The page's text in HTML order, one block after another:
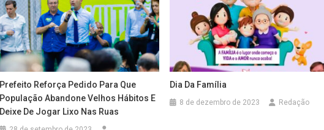
Prefeito Reforça Pedido Para Que
População Abandone Velhos Hábitos E
Deixe De Jogar Lixo Nas Ruas
Dia Da Família
8 de dezembro de 2023 Redação